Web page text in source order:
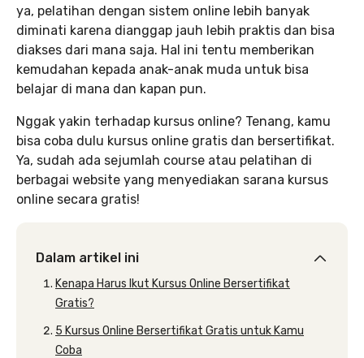
ya, pelatihan dengan sistem online lebih banyak
diminati karena dianggap jauh lebih praktis dan bisa
diakses dari mana saja. Hal ini tentu memberikan
kemudahan kepada anak-anak muda untuk bisa
belajar di mana dan kapan pun.
Nggak yakin terhadap kursus online? Tenang, kamu
bisa coba dulu kursus online gratis dan bersertifikat.
Ya, sudah ada sejumlah course atau pelatihan di
berbagai website yang menyediakan sarana kursus
online secara gratis!
Dalam artikel ini
Kenapa Harus Ikut Kursus Online Bersertifikat
Gratis?
5 Kursus Online Bersertifikat Gratis untuk Kamu
Coba